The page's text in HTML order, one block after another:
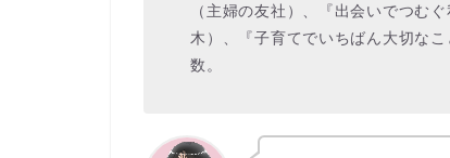
（主婦の友社）、『出会いでつむ
木）、『子育てでいちばん大切な
数。